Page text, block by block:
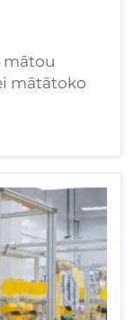
mātou
mātātoko
o te
tāwhiri i ngā
o ngā
hāngā...